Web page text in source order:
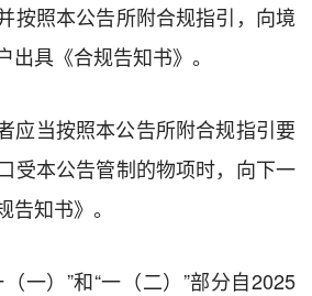
按照本公告所附合规指引，向境
具《合规告知书》。
应当按照本公告所附合规指引要
受本公告管制的物项时，向下一
知书》。
一）”和“一（二）”部分自2025